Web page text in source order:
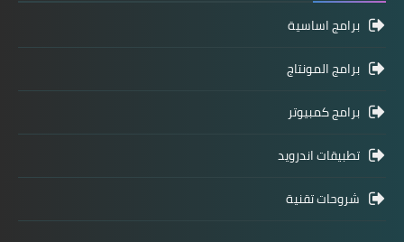
برامج اساسية
برامج المونتاج
برامج كمبيوتر
تطبيقات اندرويد
شروحات تقنية